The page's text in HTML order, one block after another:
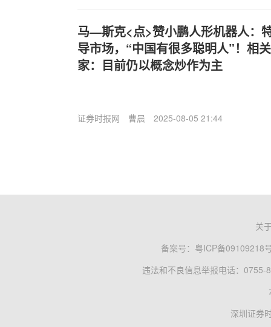
马—斯克<点>赞小鹏人形机器人：
导市场，“中国有很多聪明人”！相
家：目前仍以概念炒作为主
证券时报网 曹晨 2025-08-05 21:44
关
备案号： 粤ICP备09109218
违法和不良信息举报电话：0755-
深圳证券